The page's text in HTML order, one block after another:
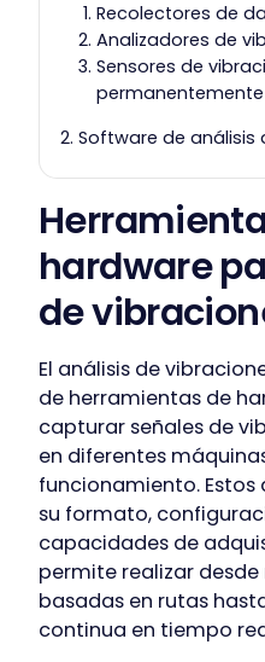
Recolectores de
Analizadores de
Sensores de
permanentemente
Software de análisis
hardware
de
El análisis de
de herramientas de
capturar señales de
en diferentes
funcionamiento. Estos
su formato,
capacidades de
permite realizar
basadas en rutas
continua en tiempo